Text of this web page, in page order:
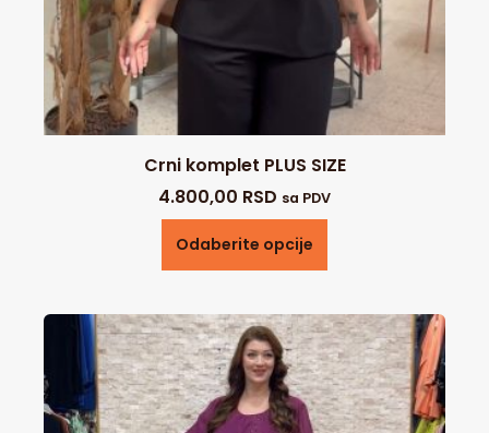
Crni komplet PLUS SIZE
4.800,00 RSD sa PDV
Odaberite opcije